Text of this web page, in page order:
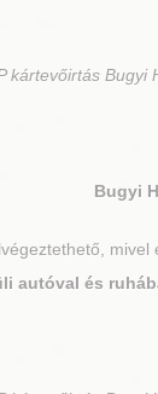
kártevőirtás Bugyi
Bugyi
autóval és